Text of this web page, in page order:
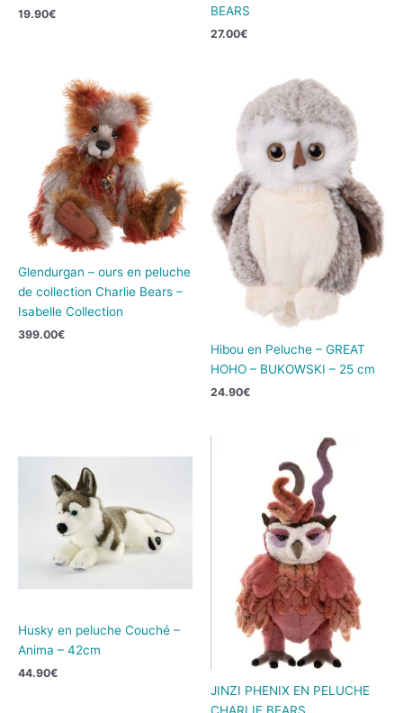
19.90€
BEARS
27.00€
Glendurgan – ours en peluche
de collection Charlie Bears –
Isabelle Collection
399.00€
Hibou en Peluche – GREAT
HOHO – BUKOWSKI – 25 cm
24.90€
Husky en peluche Couché –
Anima – 42cm
44.90€
JINZI PHENIX EN PELUCHE
CHARLIE BEARS